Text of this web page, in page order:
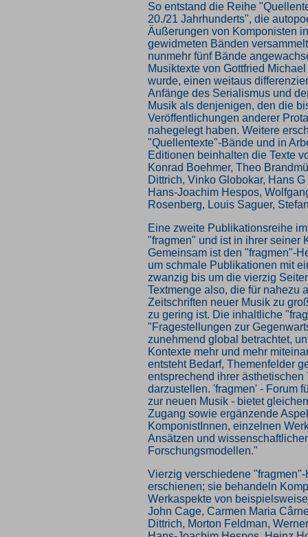
So entstand die Reihe
20./21 Jahrhunderts", die
Äußerungen von Komponisten
gewidmeten Bänden
nunmehr fünf Bände
Musiktexte von Gottfried
wurde, einen weitaus
Anfänge des Serialismus und
Musik als denjenigen, den die
Veröffentlichungen anderer
nahegelegt haben. Weitere
"Quellentexte"-Bände und in
Editionen beinhalten die Texte
Konrad Boehmer, Theo
Dittrich, Vinko Globokar, Hans
Hans-Joachim Hespos,
Rosenberg, Louis Saguer,
Eine zweite Publikationsreihe
"fragmen" und ist in ihrer seiner
Gemeinsam ist den "fragmen"-
um schmale Publikationen mit
zwanzig bis um die vierzig
Textmenge also, die für nahezu
Zeitschriften neuer Musik zu
zu gering ist. Die inhaltliche
"Fragestellungen zur
zunehmend global betrachtet,
Kontexte mehr und mehr
entsteht Bedarf, Themenfelder
entsprechend ihrer ästhetischen
darzustellen. 'fragmen' - Forum
zur neuen Musik - bietet
Zugang sowie ergänzende
KomponistInnen, einzelnen
Ansätzen und
Forschungsmodellen."
Vierzig verschiedene
erschienen; sie behandeln
Werkaspekte von
John Cage, Carmen Maria
Dittrich, Morton Feldman,